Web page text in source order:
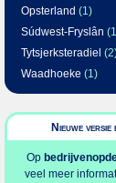
Opsterland (1)
Súdwest-Fryslân
Tytsjerksteradiel
Waadhoeke (1)
Nieuwe
Op
veel meer